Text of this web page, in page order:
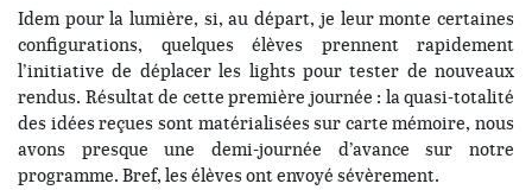
Idem pour la lumière, si, au départ, je leur monte certaines
configurations, quelques élèves prennent rapidement
l’initiative de déplacer les lights pour tester de nouveaux
rendus. Résultat de cette première journée : la quasi-totalité
des idées reçues sont matérialisées sur carte mémoire, nous
avons presque une demi-journée d’avance sur notre
programme. Bref, les élèves ont envoyé sévèrement.